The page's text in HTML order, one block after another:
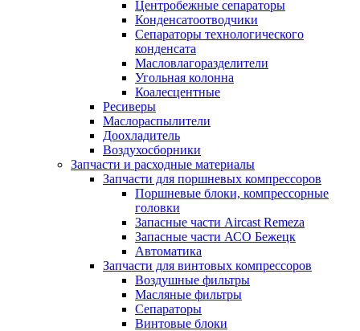
Центробежные сепараторы
Конденсатоотводчики
Сепараторы технологического
конденсата
Масловлагоразделители
Угольная колонна
Коалесцентные
Ресиверы
Маслораспылители
Доохладитель
Воздухосборники
Запчасти и расходные материалы
Запчасти для поршневых компрессоров
Поршневые блоки, компрессорные
головки
Запасные части Aircast Remeza
Запасные части АСО Бежецк
Автоматика
Запчасти для винтовых компрессоров
Воздушные фильтры
Масляные фильтры
Сепараторы
Винтовые блоки